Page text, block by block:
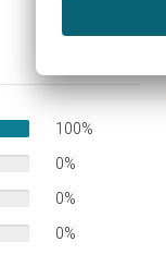
100%
0%
0%
0%